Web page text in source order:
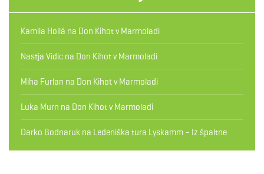
Kamila Hollá na Don Kihot v Marmoladi
Nastja Vidic na Don Kihot v Marmoladi
Miha Furlan na Don Kihot v Marmoladi
Luka Murn na Don Kihot v Marmoladi
Darko Bodnaruk na Ledeniška tura Lyskamm – Iz špaltne